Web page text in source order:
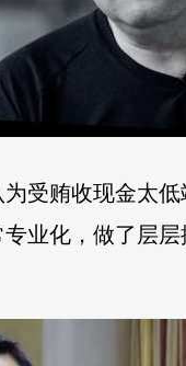
受贿收现金太
业化，做了层